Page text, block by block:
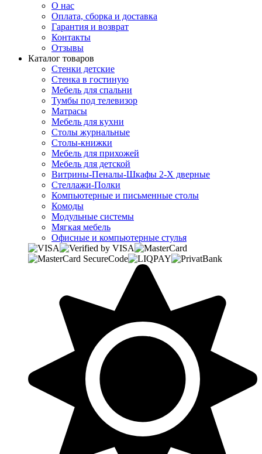
О нас
Оплата, сборка и доставка
Гарантия и возврат
Контакты
Отзывы
Каталог товаров
Стенки детские
Стенка в гостиную
Мебель для спальни
Тумбы под телевизор
Матрасы
Мебель для кухни
Столы журнальные
Столы-книжки
Мебель для прихожей
Мебель для детской
Витрины-Пеналы-Шкафы 2-Х дверные
Стеллажи-Полки
Компьютерные и письменные столы
Комоды
Модульные системы
Мягкая мебель
Офисные и компьютерные стулья